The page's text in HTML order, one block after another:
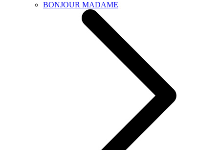
BONJOUR MADAME